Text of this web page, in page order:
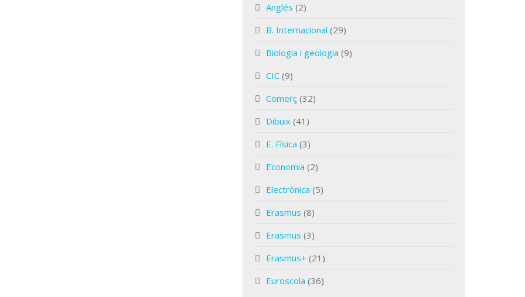
Anglés (2)
B. Internacional (29)
Biologia i geologia (9)
CIC (9)
Comerç (32)
Dibuix (41)
E. Física (3)
Economia (2)
Electrònica (5)
Erasmus (8)
Erasmus (3)
Erasmus+ (21)
Euroscola (36)